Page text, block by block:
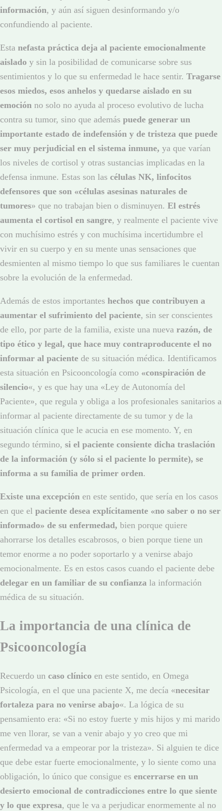
información, y aún así siguen desinformando y/o
confundiendo al paciente.
Esta nefasta práctica deja al paciente emocionalmente
aislado y sin la posibilidad de comunicarse sobre sus
sentimientos y lo que su enfermedad le hace sentir. Tragarse
esos miedos, esos anhelos y quedarse aislado en su
emoción no solo no ayuda al proceso evolutivo de lucha
contra su tumor, sino que además puede generar un
importante estado de indefensión y de tristeza que puede
ser muy perjudicial en el sistema inmune, ya que varían
los niveles de cortisol y otras sustancias implicadas en la
defensa inmune. Estas son las células NK, linfocitos
defensores que son «células asesinas naturales de
tumores» que no trabajan bien o disminuyen. El estrés
aumenta el cortisol en sangre, y realmente el paciente vive
con muchísimo estrés y con muchísima incertidumbre el
vivir en su cuerpo y en su mente unas sensaciones que
desmienten al mismo tiempo lo que sus familiares le cuentan
sobre la evolución de la enfermedad.
Además de estos importantes hechos que contribuyen a
aumentar el sufrimiento del paciente, sin ser conscientes
de ello, por parte de la familia, existe una nueva razón, de
tipo ético y legal, que hace muy contraproducente el no
informar al paciente de su situación médica. Identificamos
esta situación en Psicooncología como «conspiración de
silencio«, y es que hay una «Ley de Autonomía del
Paciente», que regula y obliga a los profesionales sanitarios a
informar al paciente directamente de su tumor y de la
situación clínica que le acucia en ese momento. Y, en
segundo término, si el paciente consiente dicha traslación
de la información (y sólo si el paciente lo permite), se
informa a su familia de primer orden.
Existe una excepción en este sentido, que sería en los casos
en que el paciente desea explícitamente «no saber o no ser
informado» de su enfermedad, bien porque quiere
ahorrarse los detalles escabrosos, o bien porque tiene un
temor enorme a no poder soportarlo y a venirse abajo
emocionalmente. Es en estos casos cuando el paciente debe
delegar en un familiar de su confianza la información
médica de su situación.
La importancia de una clínica de
Psicooncología
Recuerdo un caso clínico en este sentido, en Omega
Psicología, en el que una paciente X, me decía «necesitar
fortaleza para no venirse abajo«. La lógica de su
pensamiento era: «Si no estoy fuerte y mis hijos y mi marido
me ven llorar, se van a venir abajo y yo creo que mi
enfermedad va a empeorar por la tristeza». Si alguien te dice
que debe estar fuerte emocionalmente, y lo siente como una
obligación, lo único que consigue es encerrarse en un
desierto emocional de contradicciones entre lo que siente
y lo que expresa, que le va a perjudicar enormemente al no